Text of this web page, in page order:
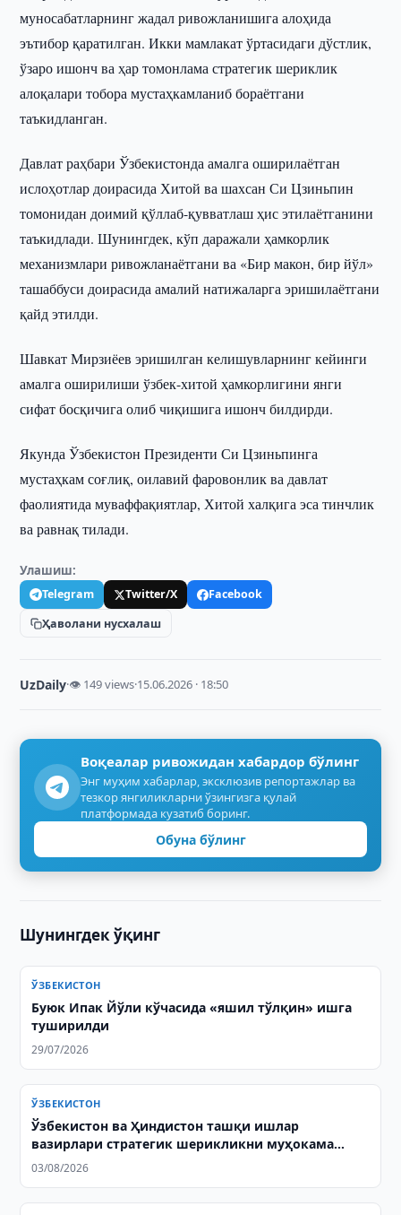
муносабатларнинг жадал ривожланишига алоҳида
эътибор қаратилган. Икки мамлакат ўртасидаги дўстлик,
ўзаро ишонч ва ҳар томонлама стратегик шериклик
алоқалари тобора мустаҳкамланиб бораётгани
таъкидланган.
Давлат раҳбари Ўзбекистонда амалга оширилаётган
ислоҳотлар доирасида Хитой ва шахсан Си Цзиньпин
томонидан доимий қўллаб-қувватлаш ҳис этилаётганини
таъкидлади. Шунингдек, кўп даражали ҳамкорлик
механизмлари ривожланаётгани ва «Бир макон, бир йўл»
ташаббуси доирасида амалий натижаларга эришилаётгани
қайд этилди.
Шавкат Мирзиёев эришилган келишувларнинг кейинги
амалга оширилиши ўзбек-хитой ҳамкорлигини янги
сифат босқичига олиб чиқишига ишонч билдирди.
Якунда Ўзбекистон Президенти Си Цзиньпинга
мустаҳкам соғлиқ, оилавий фаровонлик ва давлат
фаолиятида муваффақиятлар, Хитой халқига эса тинчлик
ва равнақ тилади.
Улашиш:
Telegram Twitter/X
Facebook
Ҳаволани нусхалаш
UzDaily·👁 149 views·15.06.2026 · 18:50
Воқеалар ривожидан хабардор бўлинг
Энг муҳим хабарлар, эксклюзив репортажлар ва
тезкор янгиликларни ўзингизга қулай
платформада кузатиб боринг.
Обуна бўлинг
Шунингдек ўқинг
ЎЗБЕКИСТОН
Буюк Ипак Йўли кўчасида «яшил тўлқин» ишга
туширилди
29/07/2026
ЎЗБЕКИСТОН
Ўзбекистон ва Ҳиндистон ташқи ишлар
вазирлари стратегик шерикликни муҳокама
қилди
03/08/2026